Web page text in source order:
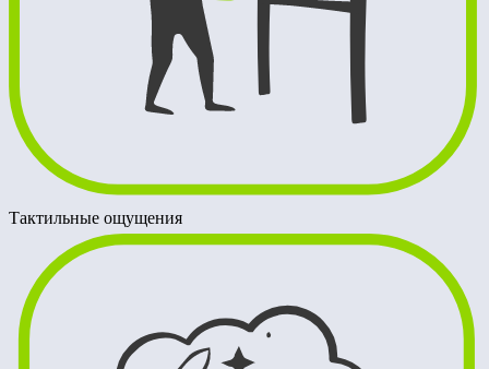
Тактильные ощущения